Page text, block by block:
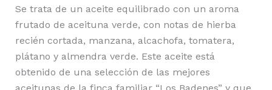
Se trata de un aceite equilibrado con un aroma
frutado de aceituna verde, con notas de hierba
recién cortada, manzana, alcachofa, tomatera,
plátano y almendra verde. Este aceite está
obtenido de una selección de las mejores